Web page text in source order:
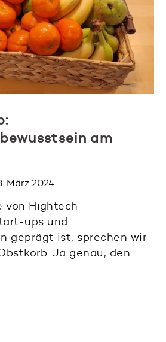
am
März 2024
von Hightech-
ups und
geprägt ist, sprechen wir
Ja genau, den